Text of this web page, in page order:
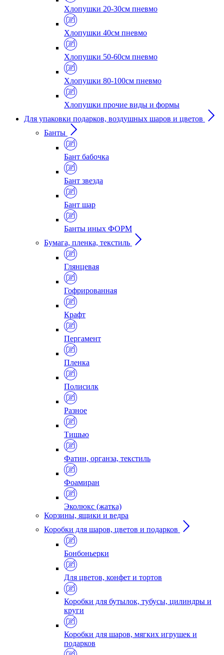
Хлопушки 20-30см пневмо
Хлопушки 40см пневмо
Хлопушки 50-60см пневмо
Хлопушки 80-100см пневмо
Хлопушки прочие виды и формы
Для упаковки подарков, воздушных шаров и цветов
Банты
Бант бабочка
Бант звезда
Бант шар
Банты иных ФОРМ
Бумага, пленка, текстиль
Глянцевая
Гофрированная
Крафт
Пергамент
Пленка
Полисилк
Разное
Тишью
Фатин, органза, текстиль
Фоамиран
Эколюкс (жатка)
Корзины, ящики и ведра
Коробки для шаров, цветов и подарков
Бонбоньерки
Для цветов, конфет и тортов
Коробки для бутылок, тубусы, цилиндры и
круги
Коробки для шаров, мягких игрушек и
подарков